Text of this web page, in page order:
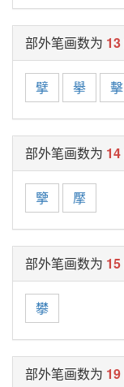
部外笔画数为 13
擘 擧 擊
部外笔画数为 14
擥 擪
部外笔画数为 15
攀
部外笔画数为 19